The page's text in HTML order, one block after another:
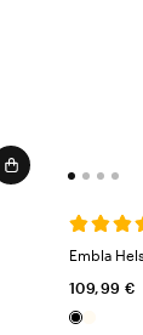
Embla
109,99 €